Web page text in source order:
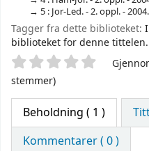
5 : Jor-Led. - 2. oppl. -
Tagger fra dette biblioteket:
biblioteket for denne tittelen.
Stjernevurdering
stemmer)
Beholdning ( 1 )
Kommentarer ( 0 )